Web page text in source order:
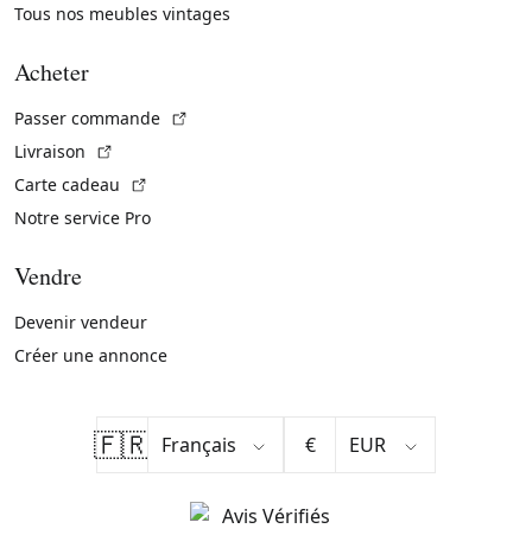
Tous nos meubles vintages
Acheter
Passer commande
Livraison
Carte cadeau
Notre service Pro
Vendre
Devenir vendeur
Créer une annonce
🇫🇷 €